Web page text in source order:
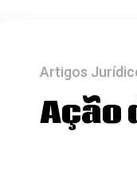
Artigos
Ação